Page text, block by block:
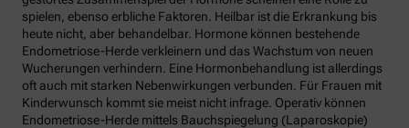
spielen, ebenso erbliche Faktoren. Heilbar ist die Erkrankung bis
heute nicht, aber behandelbar. Hormone können bestehende
Endometriose-Herde verkleinern und das Wachstum von neuen
Wucherungen verhindern. Eine Hormonbehandlung ist allerdings
oft auch mit starken Nebenwirkungen verbunden. Für Frauen mit
Kinderwunsch kommt sie meist nicht infrage. Operativ können
Endometriose-Herde mittels Bauchspiegelung (Laparoskopie)